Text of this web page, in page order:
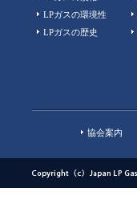
LPガスの環境性
LPガスの歴史
協会案内